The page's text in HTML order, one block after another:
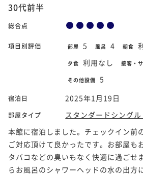
30代前半
総合点
項目別評価 部屋 5 風呂 4 朝食
夕食 利用なし 接客・
その他設備 5
宿泊日 2025年1月19日
部屋タイプ
スタンダードシング
本館に宿泊しました。チェックイン前
ご対応頂けて良かったです。お部屋も
タバコなどの臭いもなく快適に過ごせ
らお風呂のシャワーヘッドの水の出方